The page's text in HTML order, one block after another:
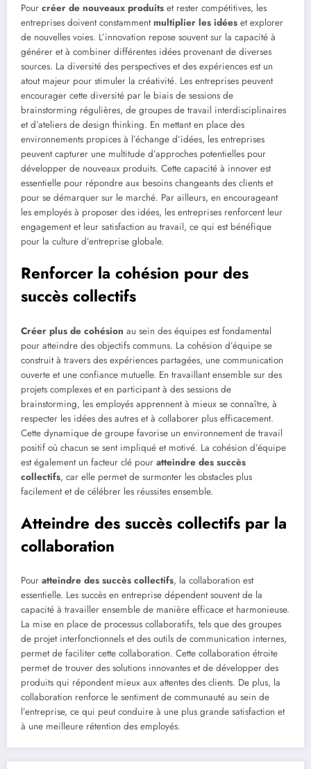
Pour créer de nouveaux produits et rester compétitives, les
entreprises doivent constammentmultiplier les idées et explorer
de nouvelles voies. L’innovation repose souvent sur la capacité à
générer et à combiner différentes idées provenant de diverses
sources. La diversité des perspectives et des expériences est un
atout majeur pour stimuler la créativité. Les entreprises peuvent
encourager cette diversité par le biais de sessions de
brainstorming régulières, de groupes de travail interdisciplinaires
et d’ateliers de design thinking. En mettant en place des
environnements propices à l’échange d’idées, les entreprises
peuvent capturer une multitude d’approches potentielles pour
développer de nouveaux produits. Cette capacité à innover est
essentielle pour répondre aux besoins changeants des clients et
pour se démarquer sur le marché. Par ailleurs, en encourageant
les employés à proposer des idées, les entreprises renforcent leur
engagement et leur satisfaction au travail, ce qui est bénéfique
pour la culture d’entreprise globale.
Renforcer la cohésion pour des
succès collectifs
Créer plus de cohésion au sein des équipes est fondamental
pour atteindre des objectifs communs. La cohésion d’équipe se
construit à travers des expériences partagées, une communication
ouverte et une confiance mutuelle. En travaillant ensemble sur des
projets complexes et en participant à des sessions de
brainstorming, les employés apprennent à mieux se connaître, à
respecter les idées des autres et à collaborer plus efficacement.
Cette dynamique de groupe favorise un environnement de travail
positif où chacun se sent impliqué et motivé. La cohésion d’équipe
est également un facteur clé pour atteindre des succès
collectifs, car elle permet de surmonter les obstacles plus
facilement et de célébrer les réussites ensemble.
Atteindre des succès collectifs par la
collaboration
Pour atteindre des succès collectifs, la collaboration est
essentielle. Les succès en entreprise dépendent souvent de la
capacité à travailler ensemble de manière efficace et harmonieuse.
La mise en place de processus collaboratifs, tels que des groupes
de projet interfonctionnels et des outils de communication internes,
permet de faciliter cette collaboration. Cette collaboration étroite
permet de trouver des solutions innovantes et de développer des
produits qui répondent mieux aux attentes des clients. De plus, la
collaboration renforce le sentiment de communauté au sein de
l’entreprise, ce qui peut conduire à une plus grande satisfaction et
à une meilleure rétention des employés.